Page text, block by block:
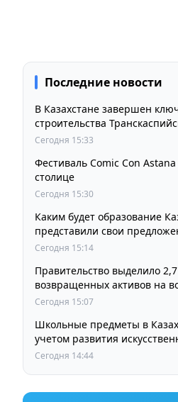
Последние новости
В Казахстане завершен
строительства
оптической линии связи
Сегодня 15:33
Фестиваль Comic Con
столице
Сегодня 15:30
Каким будет образование
представили свои
Сегодня 15:14
Правительство выделило
возвращенных активов на
СКО
Сегодня 15:07
Школьные предметы в
учетом развития
Сегодня 14:44